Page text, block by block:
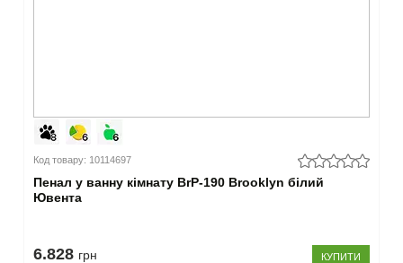
Код товару: 10114697
Пенал у ванну кімнату BrP-190 Brooklyn білий
Ювента
6.828 грн КУПИТИ